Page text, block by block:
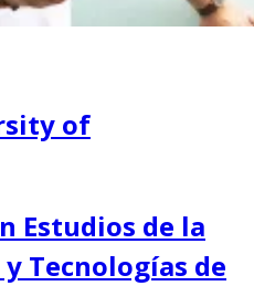
of
Estudios de la
Tecnologías de